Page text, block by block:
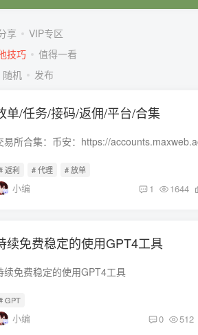
享
VIP专区
技巧
值得一看
随机 发布
单/任务/接码/返佣/平台/合集
返利 # 代理 # 放单
小编 1 1644
续免费稳定的使用GPT4工具
续免费稳定的使用GPT4工具
GPT
小编 0 512